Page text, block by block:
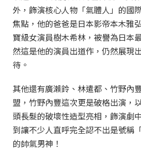
外，飾演核心人物「氣體人」的國
焦點，他的爸爸是日本影帝本木雅
寶級女演員樹木希林，被譽為日本
然這是他的演員出道作，仍然展現
待。
其他還有廣瀨鈴、林遣都、竹野內
盟，竹野內豐這次更是破格出演，
頭長髮的破壞性造型亮相，飾演劇
到讓不少人直呼完全認不出是號稱
的帥氣男神！